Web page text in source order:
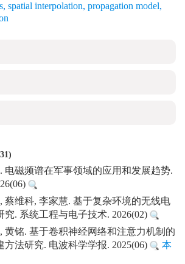
, spatial interpolation, propagation model,
电磁频谱在军事领域的应用和发展趋势.
蔡维科, 李家慧. 基于复杂环境的无线电
究. 系统工程与电子技术. 2026(02)
黄铭. 基于卷积神经网络和注意力机制的
方法研究. 电波科学学报. 2025(06)
本